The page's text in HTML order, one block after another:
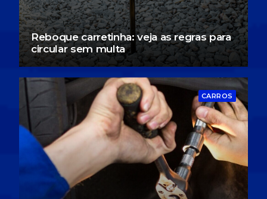
Reboque carretinha: veja as regras para
circular sem multa
CARROS